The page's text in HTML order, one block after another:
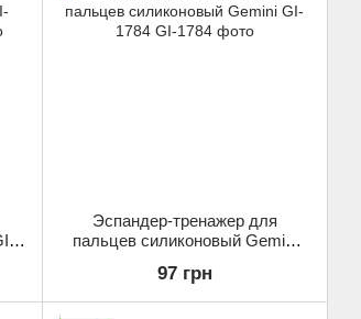
Эспандер-тренажер для
пальцев силиконовый Gemini
97 грн